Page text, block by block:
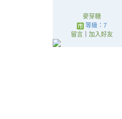
麥芽糖
等級：7
留言｜ 加入好友